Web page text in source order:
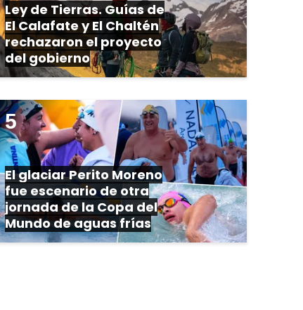
Ley de Tierras. Guías de
El Calafate y El Chaltén
rechazaron el proyecto
del gobierno
El glaciar Perito Moreno
fue escenario de otra
jornada de la Copa del
Mundo de aguas frías